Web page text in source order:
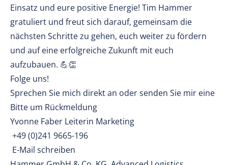
Einsatz und eure positive Energie! Tim Hammer
gratuliert und freut sich darauf, gemeinsam die
nächsten Schritte zu gehen, euch weiter zu fördern
und auf eine erfolgreiche Zukunft mit euch
aufzubauen. 💪👏
Folge uns!
Sprechen Sie mich direkt an oder senden Sie mir eine
Bitte um Rückmeldung
Yvonne Faber Leiterin Marketing
+49 (0)241 9665-196
E-Mail schreiben